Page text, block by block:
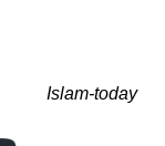
Islam-today